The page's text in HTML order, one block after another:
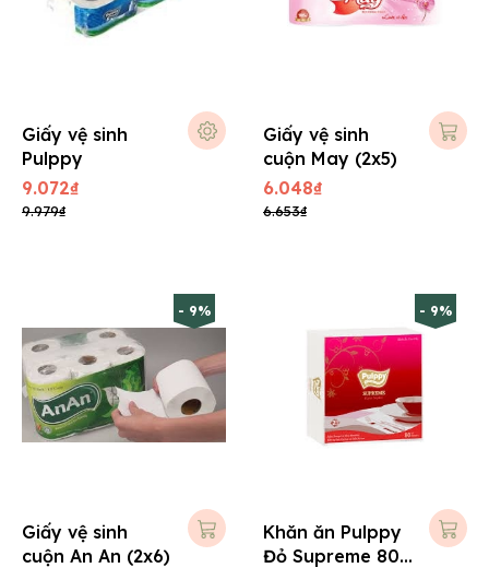
Giấy vệ sinh
Pulppy
9.072₫
9.979₫
Giấy vệ sinh
cuộn May (2x5)
6.048₫
6.653₫
- 9%
Giấy vệ sinh
cuộn An An (2x6)
- 9%
Khăn ăn Pulppy
Đỏ Supreme 80